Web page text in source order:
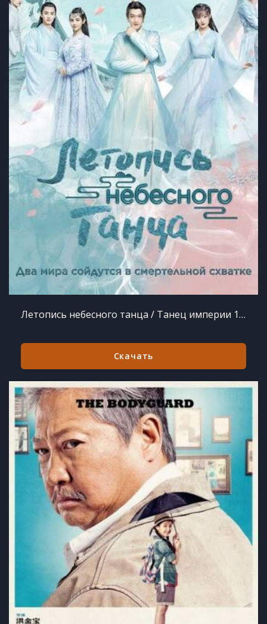
Летопись небесного танца / Танец империи 1 сезон 28 из 28
Скачать